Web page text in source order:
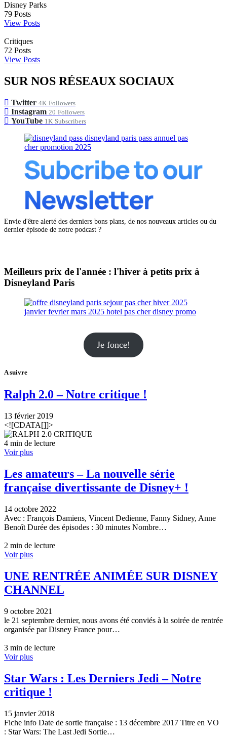
Disney Parks
79 Posts
View Posts
Critiques
72 Posts
View Posts
SUR NOS RÉSEAUX SOCIAUX
Twitter 4K Followers
Instagram 20 Followers
YouTube 1K Subscribers
Envie d'être alerté des derniers bons plans, de nos nouveaux articles ou du
dernier épisode de notre podcast ?
Meilleurs prix de l'année : l'hiver à petits prix à
Disneyland Paris
Je fonce!
A suivre
Ralph 2.0 – Notre critique !
13 février 2019
<![CDATA[]]>
4 min de lecture
Voir plus
Les amateurs – La nouvelle série
française divertissante de Disney+ !
14 octobre 2022
Avec : François Damiens, Vincent Dedienne, Fanny Sidney, Anne
Benoît Durée des épisodes : 30 minutes Nombre…
2 min de lecture
Voir plus
UNE RENTRÉE ANIMÉE SUR DISNEY
CHANNEL
9 octobre 2021
le 21 septembre dernier, nous avons été conviés à la soirée de rentrée
organisée par Disney France pour…
3 min de lecture
Voir plus
Star Wars : Les Derniers Jedi – Notre
critique !
15 janvier 2018
Fiche info Date de sortie française : 13 décembre 2017 Titre en VO
: Star Wars: The Last Jedi Sortie…